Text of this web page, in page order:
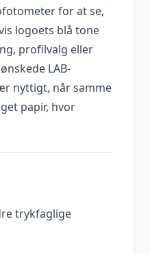
for at se,
logoets blå tone
profilvalg eller
LAB-
nyttigt, når samme
papir, hvor
trykfaglige